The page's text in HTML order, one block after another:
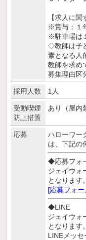
【求人に関
※賞与：１
※駐車場は
◇教師は子
素となる人
教師を求め
募集理由区
採用人数 1人
受動喫煙
防止措置
あり（屋内
応募
ハローワー
は、下記の
◆応募フォ
ジェイウォ
となります。
[応募フォー
◆LINE
ジェイウォ
となります。
LINEメッセ